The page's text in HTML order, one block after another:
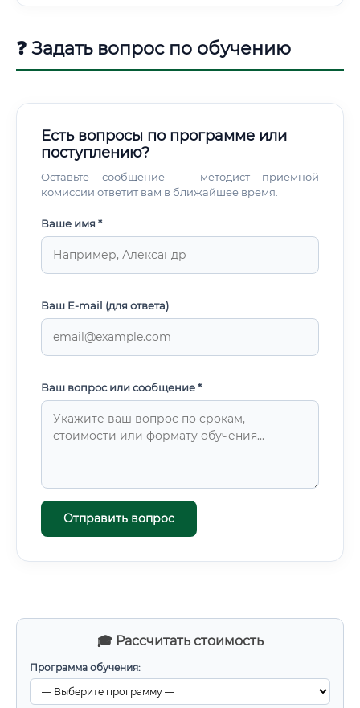
🎓 Рассчитать стоимость
Программа обучения:
❓ Задать вопрос по обучению
Есть вопросы по программе или
поступлению?
Оставьте сообщение — методист приемной
комиссии ответит вам в ближайшее время.
Ваше имя *
Ваш E-mail (для ответа)
Ваш вопрос или сообщение *
Отправить вопрос